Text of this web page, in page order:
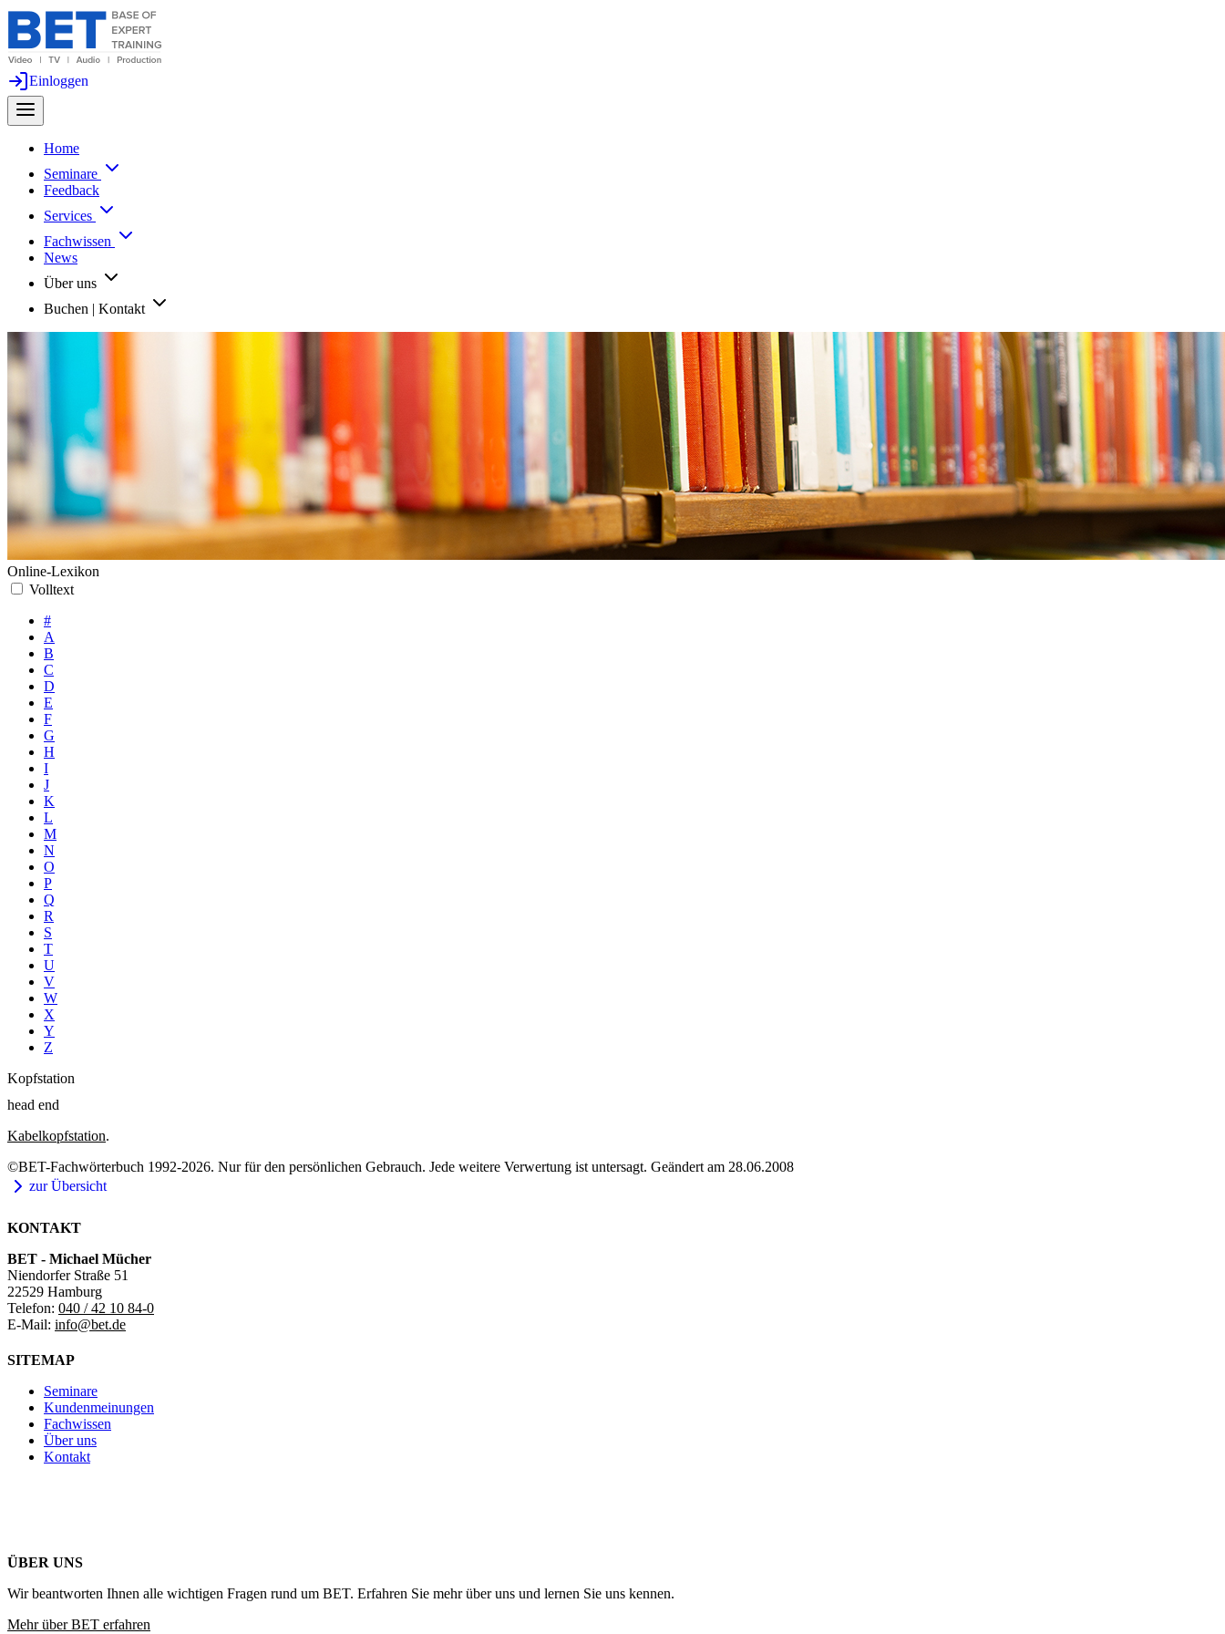
Einloggen
Home
Seminare
Feedback
Services
Fachwissen
News
Über uns
Buchen | Kontakt
Online-Lexikon
Volltext
#
A
B
C
D
E
F
G
H
I
J
K
L
M
N
O
P
Q
R
S
T
U
V
W
X
Y
Z
Kopfstation
head end
Kabelkopfstation.
©BET-Fachwörterbuch 1992-2026. Nur für den persönlichen Gebrauch. Jede weitere Verwertung ist untersagt. Geändert am 28.06.2008
zur Übersicht
KONTAKT
BET - Michael Mücher
Niendorfer Straße 51
22529 Hamburg
Telefon: 040 / 42 10 84-0
E-Mail: info@bet.de
SITEMAP
Seminare
Kundenmeinungen
Fachwissen
Über uns
Kontakt
ÜBER UNS
Wir beantworten Ihnen alle wichtigen Fragen rund um BET. Erfahren Sie mehr über uns und lernen Sie uns kennen.
Mehr über BET erfahren